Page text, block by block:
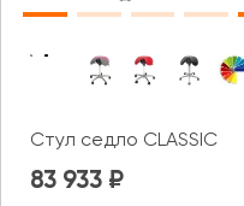
Стул седло CLASSIC
83 933